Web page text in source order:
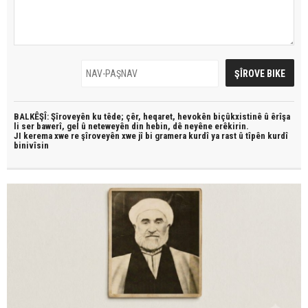
BALKÊŞÎ: Şîroveyên ku têde; çêr, heqaret, hevokên biçûkxistinê û êrîşa
li ser bawerî, gel û neteweyên din hebin, dê neyêne erêkirin.
JI kerema xwe re şîroveyên xwe jî bi gramera kurdî ya rast û tîpên kurdî
binivîsin